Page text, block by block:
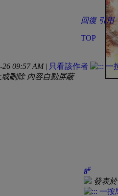
回復 引用
TOP
26 09:57 AM| 只看該作者
刪除 內容自動屏蔽
8#
發表於